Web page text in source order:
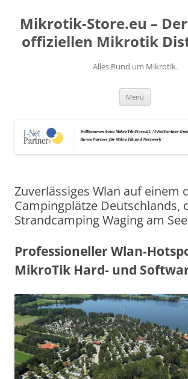
springen
Mikrotik-Store.eu –
offiziellen Mikrotik
Alles Rund um Mikrotik.
Menü
Zuverlässiges Wlan auf einem
Campingplätze Deutschlands,
Strandcamping Waging am See
Professioneller Wlan-
MikroTik Hard- und